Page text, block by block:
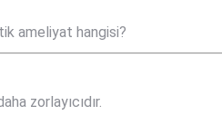
ameliyat hangisi?
zorlayıcıdır.